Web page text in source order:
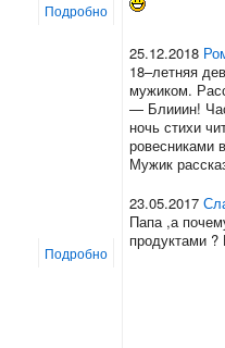
Подробно
Подробно
25.12.2018
18–летняя
мужиком.
— Блииин!
ночь стихи
ровесниками
Мужик
23.05.2017
Папа ,а
продуктами